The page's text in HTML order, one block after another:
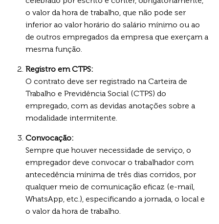
o valor da hora de trabalho, que não pode ser
inferior ao valor horário do salário mínimo ou ao
de outros empregados da empresa que exerçam a
mesma função.
Registro em CTPS:
O contrato deve ser registrado na Carteira de
Trabalho e Previdência Social (CTPS) do
empregado, com as devidas anotações sobre a
modalidade intermitente.
Convocação:
Sempre que houver necessidade de serviço, o
empregador deve convocar o trabalhador com
antecedência mínima de três dias corridos, por
qualquer meio de comunicação eficaz (e-mail,
WhatsApp, etc.), especificando a jornada, o local e
o valor da hora de trabalho.